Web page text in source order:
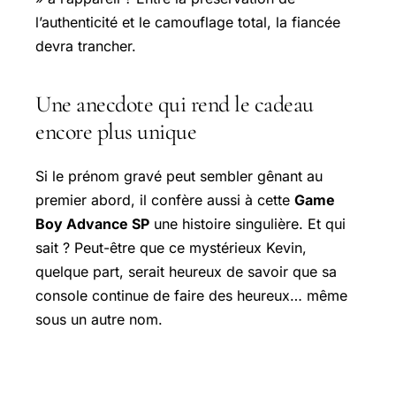
l’authenticité et le camouflage total, la fiancée
devra trancher.
Une anecdote qui rend le cadeau
encore plus unique
Si le prénom gravé peut sembler gênant au
premier abord, il confère aussi à cette Game
Boy Advance SP une histoire singulière. Et qui
sait ? Peut-être que ce mystérieux Kevin,
quelque part, serait heureux de savoir que sa
console continue de faire des heureux… même
sous un autre nom.